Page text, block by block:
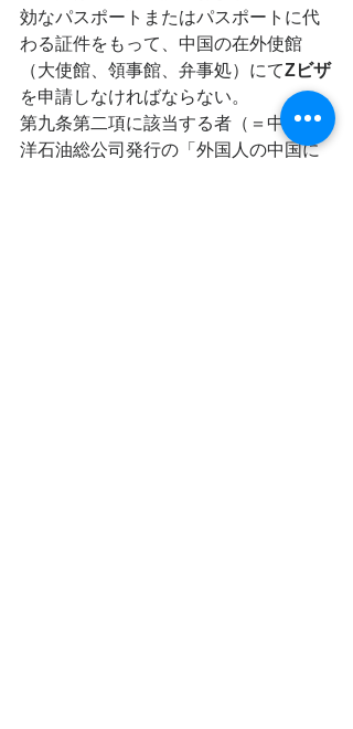
効なパスポートまたはパスポートに代
わる証件をもって、中国の在外使館
（大使館、領事館、弁事処）にてZビザ
を申請しなければならない。
第九条第二項に該当する者（＝中国海
洋石油総公司発行の「外国人の中国に